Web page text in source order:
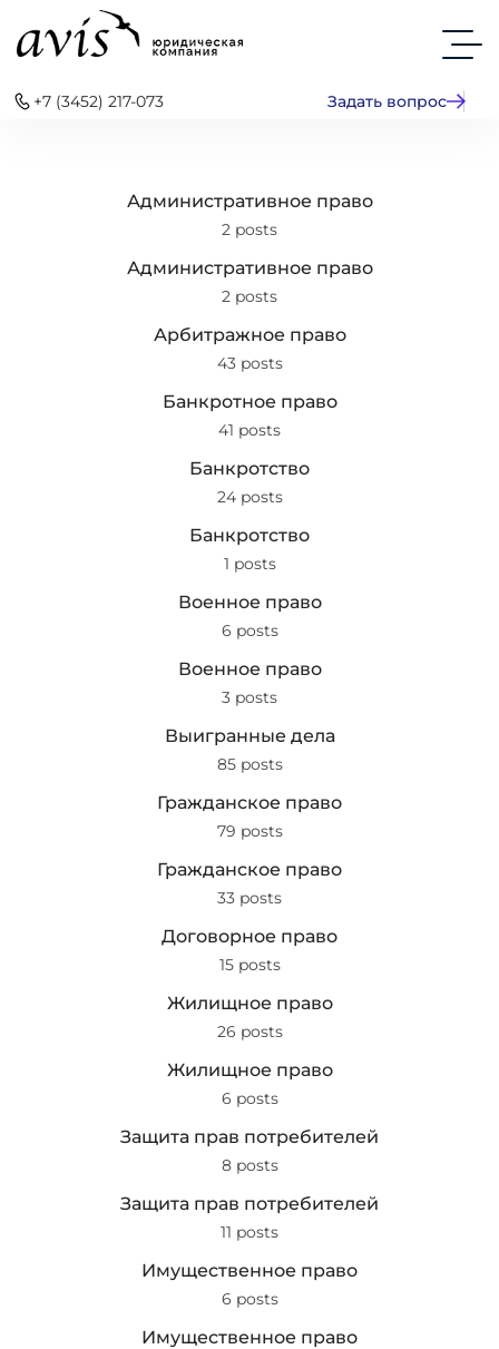
+7 (3452) 217-073 Задать вопрос
Административное право
2 posts
Административное право
2 posts
Арбитражное право
43 posts
Банкротное право
41 posts
Банкротство
24 posts
Банкротство
1 posts
Военное право
6 posts
Военное право
3 posts
Выигранные дела
85 posts
Гражданское право
79 posts
Гражданское право
33 posts
Договорное право
15 posts
Жилищное право
26 posts
Жилищное право
6 posts
Защита прав потребителей
8 posts
Защита прав потребителей
11 posts
Имущественное право
6 posts
Имущественное право